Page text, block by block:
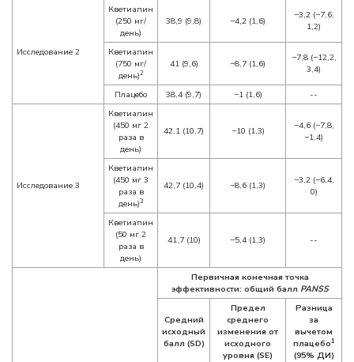
Исследование 2
Кветиапин
(250 мг/
день)
38,9 (9,8) −4,2 (1,6)
−3,2 (−7,6,
1,2)
Кветиапин
(750 мг/
день)2
41 (9,6) −8,7 (1,6)
−7,8 (−12,2,
3,4)
Плацебо 38,4 (9,7) −1 (1,6) --
Исследование 3
Кветиапин
(450 мг 2
раза в
день)
42,1 (10,7) −10 (1,3)
−4,6 (−7,8,
−1,4)
Кветиапин
(450 мг 3
раза в
день)3
42,7 (10,4) −8,6 (1,3)
−3,2 (−6,4,
0)
Кветиапин
(50 мг 2
раза в
день)
41,7 (10) −5,4 (1,3) --
Первичная конечная точка
эффективности: общий балл PANSS
Средний
исходный
балл (SD)
Предел
среднего
изменения от
исходного
уровня (SE)
Разница
за
вычетом
плацебо1
(95% ДИ)